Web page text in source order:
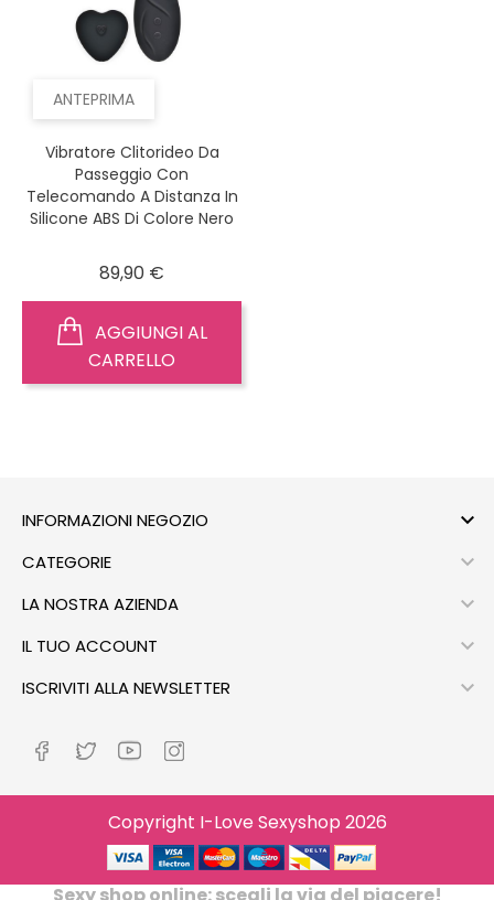
ANTEPRIMA
Vibratore Clitorideo Da
Passeggio Con
Telecomando A Distanza In
Silicone ABS Di Colore Nero
89,90 €
CARRELLO
INFORMAZIONI NEGOZIO 
CATEGORIE 
LA NOSTRA AZIENDA 
IL TUO ACCOUNT 
ISCRIVITI ALLA NEWSLETTER 
Copyright I-Love Sexyshop 2026